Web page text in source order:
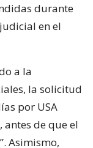
durante
en el
a la
la solicitud
por USA
de que el
Asimismo,